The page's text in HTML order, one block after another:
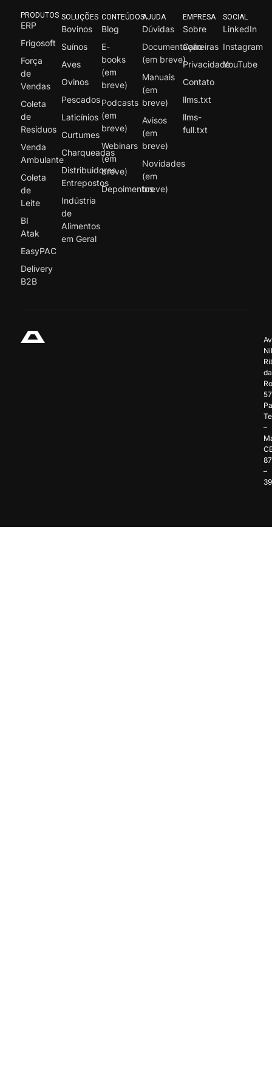
PRODUTOS
ERP
Frigosoft
Força
de
Vendas
Coleta
de
Resíduos
Venda
Ambulante
Coleta
de
Leite
BI
Atak
EasyPAC
Delivery
B2B
SOLUÇÕES
Bovinos
Suínos
Aves
Ovinos
Pescados
Laticínios
Curtumes
Charqueadas
Distribuidores
Entrepostos
Indústria
de
Alimentos
em Geral
CONTEÚDOS
Blog
E-
books
(em
breve)
Podcasts
(em
breve)
Webinars
(em
breve)
Depoimentos
AJUDA
Dúvidas
Documentação
(em breve)
Manuais
(em
breve)
Avisos
(em
breve)
Novidades
(em
breve)
EMPRESA
Sobre
Carreiras
Privacidade
Contato
llms.txt
llms-
full.txt
SOCIAL
LinkedIn
Instagram
YouTube
da
–
–